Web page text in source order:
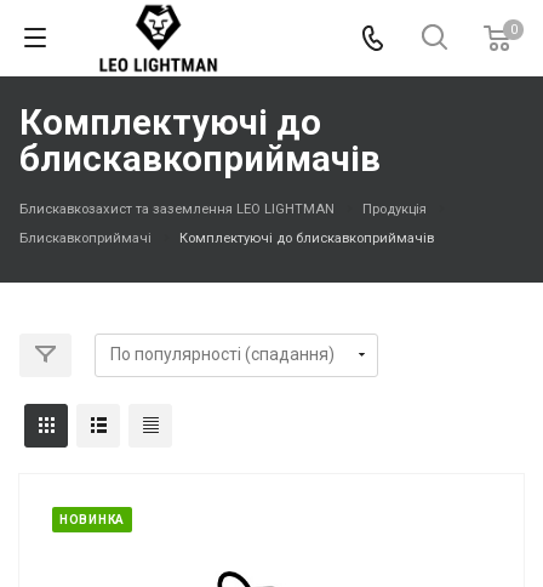
0
Комплектуючі до
блискавкоприймачів
Блискавкозахист та заземлення LEO LIGHTMAN
Продукція
Блискавкоприймачі
Комплектуючі до блискавкоприймачів
НОВИНКА